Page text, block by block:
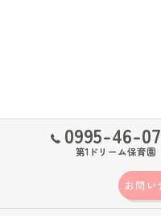
0995-46-
第1ドリーム保育園
お問